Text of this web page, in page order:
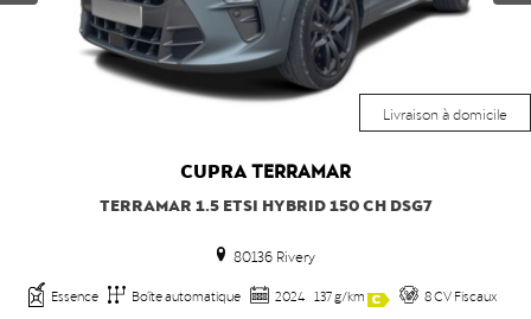
Livraison à domicile
CUPRATERRAMAR
TERRAMAR 1.5 ETSI HYBRID 150 CH DSG7
80136 Rivery
Essence Boîte automatique 2024 137 g/km 8 CV Fiscaux